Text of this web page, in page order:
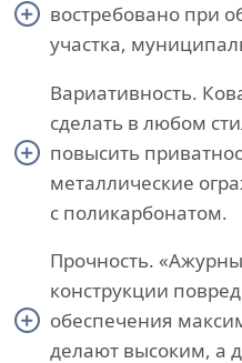
востребовано при
участка,
Вариативность.
сделать в любом
повысить
металлические
с поликарбонатом.
Прочность.
конструкции
обеспечения
делают высоким, а